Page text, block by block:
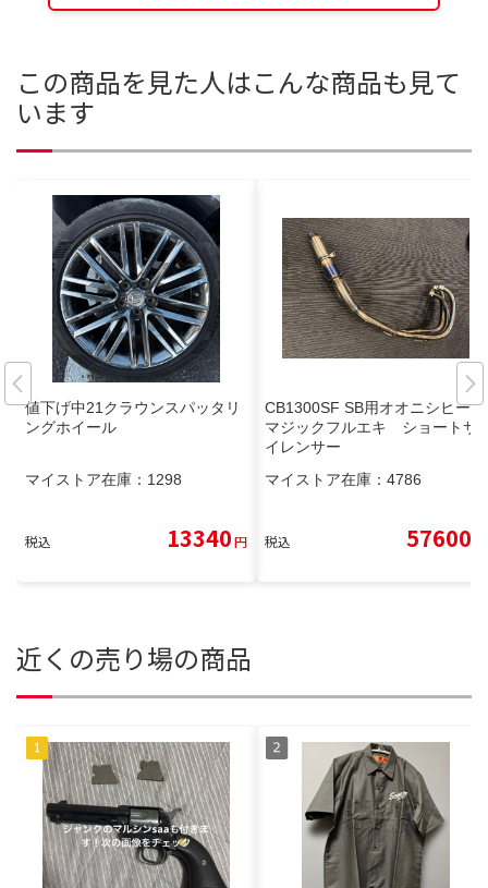
この商品を見た人はこんな商品も見て
います
値下げ中21クラウンスパッタリ
ングホイール
マイストア在庫： 1298
税込 13340円
CB1300SF SB用オオニシヒート
マジックフルエキ ショートサ
イレンサー
マイストア在庫： 4786
税込 57600
近くの売り場の商品